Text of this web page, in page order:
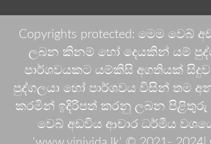
Copyrights protected: මෙම වෙබ්
ලබන කිනම් හෝ දෙයකින් යම්
පාර්ශවයකට යම්කිසි අගතියක්
පුද්ගලයා හෝ පාර්ශවය විසින් තම
කරමින් ඉදිරිපත් කරනු ලබන පිළිතුරු
වෙබ් අඩවිය ආචාර ධර්මීය